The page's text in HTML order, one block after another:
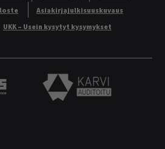
Asiakirjajulkisuuskuvaus
UKK – Usein kysytyt kysymykset
European University Alliance logo
Karvi Auditoitu logo